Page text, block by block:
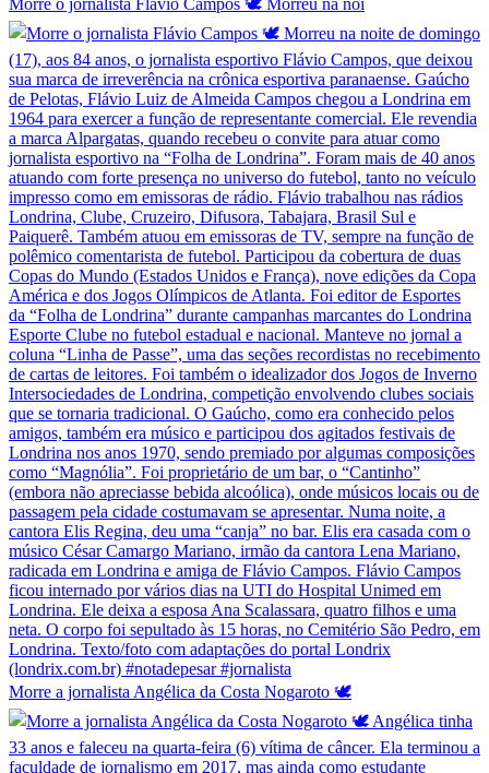
Morre a jornalista Angélica da Costa Nogaroto 🕊️